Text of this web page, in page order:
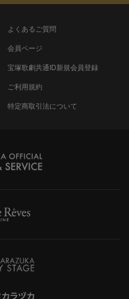
よくあるご質問
会員ページ
宝塚歌劇共通ID新規会員登録
ご利用規約
特定商取引法について